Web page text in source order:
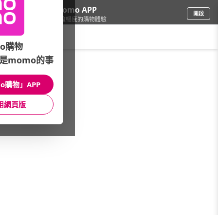
下載momo APP
給你3倍流暢度的購物體驗
開啟
鞋包箱/流行包/品牌總覽
館長推薦 月銷量
購物
momo的事
購物」APP
網頁版